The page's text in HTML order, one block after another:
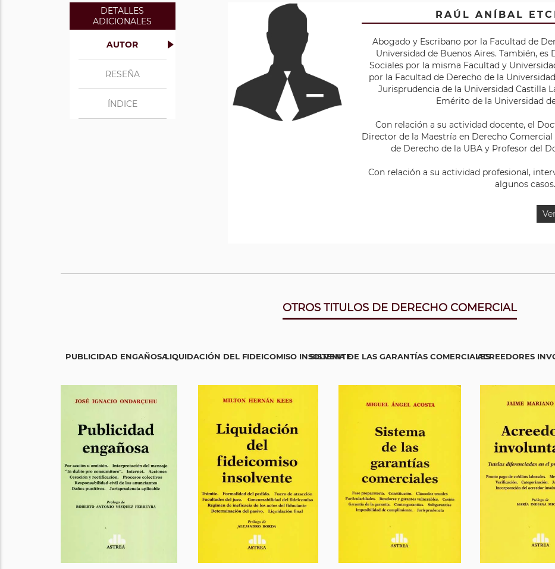
DETALLES
ADICIONALES
AUTOR
RESEÑA
ÍNDICE
RAÚL ANÍBAL
Abogado y Escribano por la Facultad de
Universidad de Buenos Aires. También,
Sociales por la misma Facultad y
por la Facultad de Derecho de la
Jurisprudencia de la Universidad Castilla
Emérito de la Universidad
Con relación a su actividad docente, el
Director de la Maestría en Derecho
de Derecho de la UBA y Profesor del
Con relación a su actividad profesional,
algunos casos.
OTROS TITULOS DE DERECHO COMERCIAL
PUBLICIDAD ENGAÑOSALIQUIDACIÓN DEL FIDEICOMISO INSOLVENTESISTEMA DE LAS GARANTÍAS COMERCIALESACREEDORES